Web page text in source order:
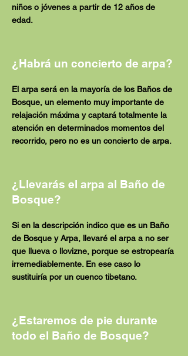
niños o jóvenes a partir de 12 años de
edad.
¿Habrá un concierto de arpa?
El arpa será en la mayoría de los Baños de
Bosque, un elemento muy importante de
relajación máxima y captará totalmente la
atención en determinados momentos del
recorrido, pero no es un concierto de arpa.
¿Llevarás el arpa al Baño de
Bosque?
Si en la descripción indico que es un Baño
de Bosque y Arpa, llevaré el arpa a no ser
que llueva o llovizne, porque se estropearía
irremediablemente. En ese caso lo
sustituiría por un cuenco tibetano.
¿Estaremos de pie durante
todo el Baño de Bosque?